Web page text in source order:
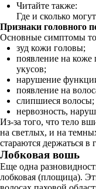
Читайте также:
Где и сколько
Признаки головного
Основные симптомы
зуд кожи головы;
появление на
укусов;
нарушение
появление на
слипшиеся волосы;
нервозность,
Из-за того, что тело
на светлых, и на
стараются держаться в
Лобковая вошь
Еще одна
лобковая (площица).